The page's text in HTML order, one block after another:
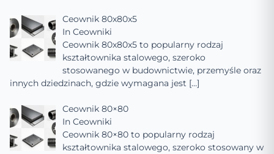
Ceownik 80x80x5
In Ceowniki
Ceownik 80x80x5 to popularny rodzaj
kształtownika stalowego, szeroko
stosowanego w budownictwie, przemyśle oraz
innych dziedzinach, gdzie wymagana jest […]
Ceownik 80×80
In Ceowniki
Ceownik 80×80 to popularny rodzaj
kształtownika stalowego, szeroko stosowany w